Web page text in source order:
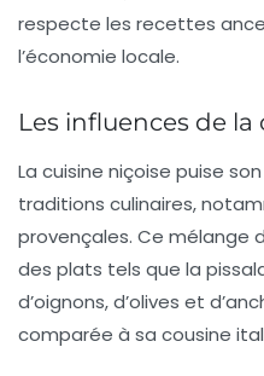
respecte les recettes
l’économie locale.
Les influences de la
La cuisine niçoise puise
traditions culinaires,
provençales. Ce mélange
des plats tels que la
d’oignons, d’olives et
comparée à sa cousine